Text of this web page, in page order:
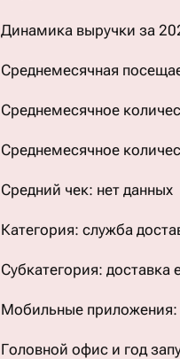
Динамика выручки за
Среднемесячная
Среднемесячное
Среднемесячное
Средний чек: нет данных
Категория: служба
Субкатегория: доставка
Мобильные приложения:
Головной офис и год